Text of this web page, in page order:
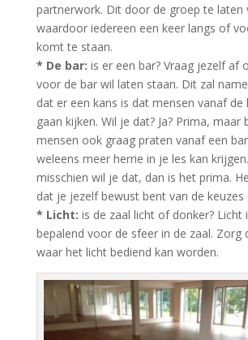
partnerwork. Dit door de groep te laten
waardoor iedereen een keer langs of
komt te staan.
* De bar: is er een bar? Vraag jezelf af
voor de bar wil laten staan. Dit zal
dat er een kans is dat mensen vanaf de
gaan kijken. Wil je dat? Ja? Prima, maar
mensen ook graag praten vanaf een
weleens meer herrie in je les kan
misschien wil je dat, dan is het prima.
dat je jezelf bewust bent van de keuzes
* Licht: is de zaal licht of donker? Licht
bepalend voor de sfeer in de zaal. Zorg
waar het licht bediend kan worden.